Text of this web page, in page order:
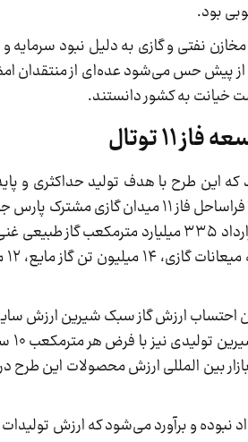
نفتی و گازی به دلیل نبود سرمایه
حس می‌شود عده‌ای از منتقدان امضای
خیانت به کشور دانستند.
توتال
این طرح با هدف تولید حداکثری و
حدود ۵۶ میلیون مترمکعب) گاز غنی ترش از منابع
با اجرای این طرح برآورد می‌شود در طول ۲۰ سال دوره
نفت خام بدون احتساب ارزش گاز سبک شیرین